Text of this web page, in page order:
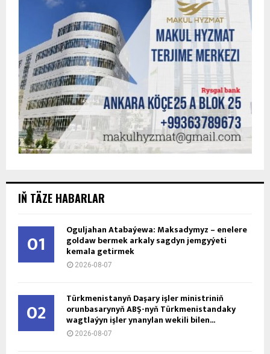
IŇ TÄZE HABARLAR
01 Oguljahan Atabaýewa: Maksadymyz – enelere
goldaw bermek arkaly sagdyn jemgyýeti
kemala getirmek
2026-08-07
02 Türkmenistanyň Daşary işler ministriniň
orunbasarynyň ABŞ-nyň Türkmenistandaky
wagtlaýyn işler ynanylan wekili bilen...
2026-08-07